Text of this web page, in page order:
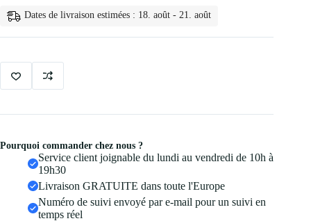
Cils
Individuels
en
Dates de livraison estimées : 18. août - 21. août
Pourquoi commander chez nous ?
Service client joignable du lundi au vendredi de 10h à
19h30
Livraison GRATUITE dans toute l'Europe
Numéro de suivi envoyé par e-mail pour un suivi en
temps réel